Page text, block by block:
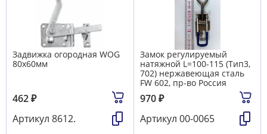
Задвижка огородная WOG
80х60мм
462₽
Артикул 8612.
Замок регулируемый
натяжной L=100-115 (Тип3,
702) нержавеющая сталь
FW 602, пр-во Россия
970₽
Артикул 00-0065